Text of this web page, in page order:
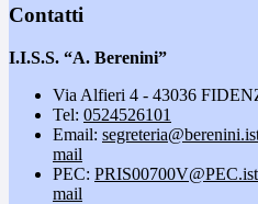
Contatti
I.I.S.S. “A. Berenini”
Via Alfieri 4 - 43036
Tel: 0524526101
Email:
mail
PEC:
mail